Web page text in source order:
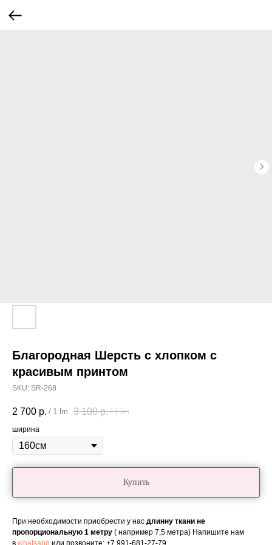
Благородная Шерсть с хлопком с
красивым принтом
SKU: SR-268
2 700 р. / 1 lm 3 100 р. / 1 lm
ширина
Купить
При необходимости приобрести у нас длинну ткани не
пропорциональную 1 метру ( например 7,5 метра) Напишите нам